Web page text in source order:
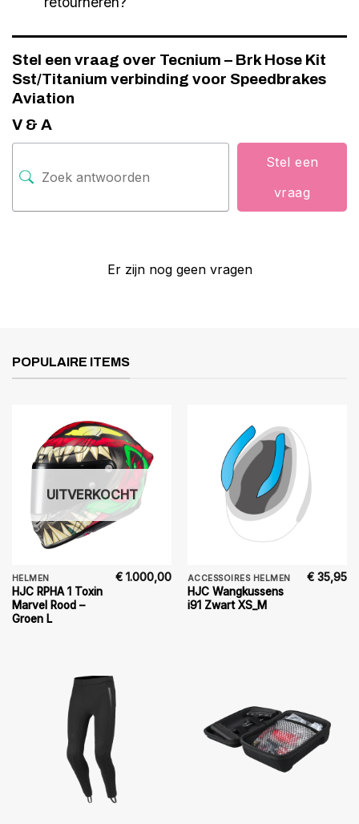
Stel een vraag over Tecnium – Brk Hose Kit
Sst/Titanium verbinding voor Speedbrakes
Aviation
V & A
Stel een
vraag
Er zijn nog geen vragen
POPULAIRE ITEMS
UITVERKOCHT
HELMEN
HJC RPHA 1 Toxin
Marvel Rood –
Groen L
€ 1.000,00 ACCESSOIRES HELMEN
HJC Wangkussens
i91 Zwart XS_M
€ 35,95